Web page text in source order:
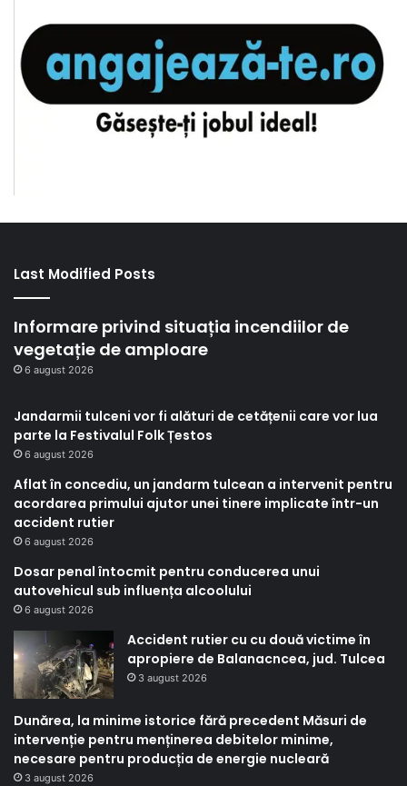
Last Modified Posts
Informare privind situația incendiilor de
vegetație de amploare
6 august 2026
Jandarmii tulceni vor fi alături de cetățenii care vor lua
parte la Festivalul Folk Țestos
6 august 2026
Aflat în concediu, un jandarm tulcean a intervenit pentru
acordarea primului ajutor unei tinere implicate într-un
accident rutier
6 august 2026
Dosar penal întocmit pentru conducerea unui
autovehicul sub influența alcoolului
6 august 2026
Accident rutier cu cu două victime în
apropiere de Balanacncea, jud. Tulcea
3 august 2026
Dunărea, la minime istorice fără precedent Măsuri de
intervenție pentru menținerea debitelor minime,
necesare pentru producția de energie nucleară
3 august 2026